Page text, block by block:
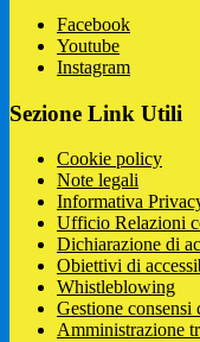
Facebook
Youtube
Instagram
Sezione Link Utili
Cookie policy
Note legali
Informativa
Ufficio Relazioni
Dichiarazione di
Obiettivi di
Whistleblowing
Gestione consensi
Amministrazione